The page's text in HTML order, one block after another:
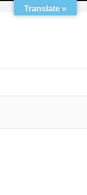
Translate »